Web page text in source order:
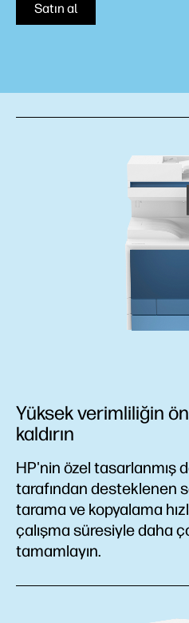
Satın al
Yüksek verimliliğin
kaldırın
HP'nin özel tasarlanmış
tarafından desteklenen
tarama ve kopyalama
çalışma süresiyle daha
tamamlayın.